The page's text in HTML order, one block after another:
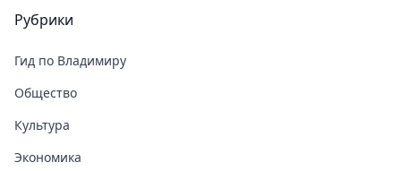
Рубрики
Гид по Владимиру
Общество
Культура
Экономика